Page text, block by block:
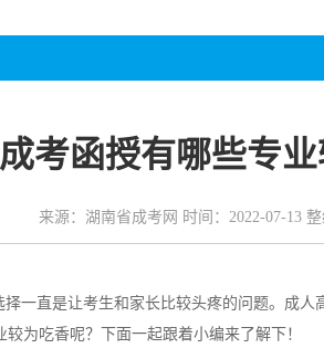
考函授有哪些专业
来源：湖南省成考网 时间：2022-07-13
一直是让考生和家长比较头疼的问题。成人
较为吃香呢？下面一起跟着小编来了解下！
湖南